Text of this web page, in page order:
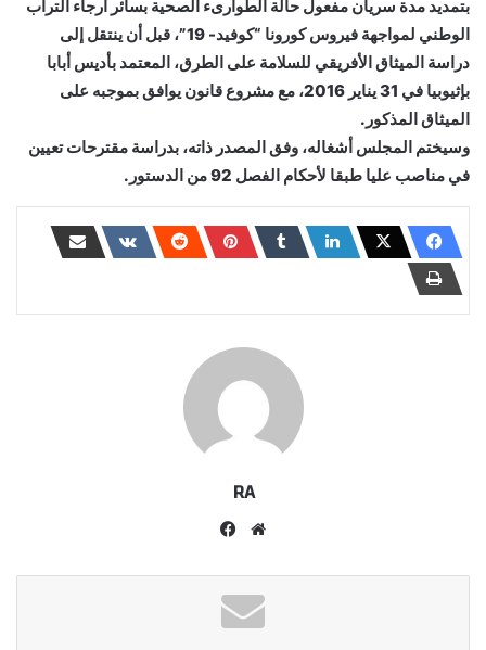
بتمديد مدة سريان مفعول حالة الطوارىء الصحية بسائر أرجاء التراب
الوطني لمواجهة فيروس كورونا “كوفيد- 19”، قبل أن ينتقل إلى
دراسة الميثاق الأفريقي للسلامة على الطرق، المعتمد بأديس أبابا
بإثيوبيا في 31 يناير 2016، مع مشروع قانون يوافق بموجبه على
الميثاق المذكور.
وسيختم المجلس أشغاله، وفق المصدر ذاته، بدراسة مقترحات تعيين
في مناصب عليا طبقا لأحكام الفصل 92 من الدستور.
RA
موقع